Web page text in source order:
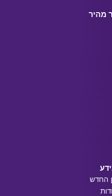
מהיר
החדש